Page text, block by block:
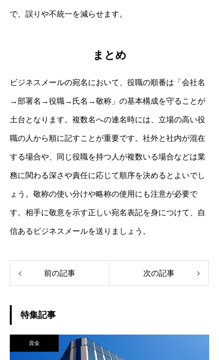
で、誤りや不統一を減らせます。
まとめ
ビジネスメールの宛名において、役職の順番は「会社名
→部署名→役職→氏名→敬称」の基本構成を守ることが
土台となります。複数名への連名時には、立場の高い役
職の人から順に記すことが重要です。社外と社内が混在
する場合や、同じ役職を持つ人が複数いる場合などは業
務に関わる深さや責任に応じて順序を決めるとよいでし
ょう。敬称の使い分けや略称の使用にも注意が必要で
す。相手に敬意を示す正しい宛名表記を身につけて、自
信あるビジネスメールを送りましょう。
前の記事 次の記事
特集記事
資金